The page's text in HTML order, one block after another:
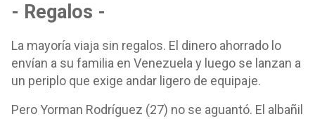
- Regalos -
La mayoría viaja sin regalos. El dinero ahorrado lo
envían a su familia en Venezuela y luego se lanzan a
un periplo que exige andar ligero de equipaje.
Pero Yorman Rodríguez (27) no se aguantó. El albañil